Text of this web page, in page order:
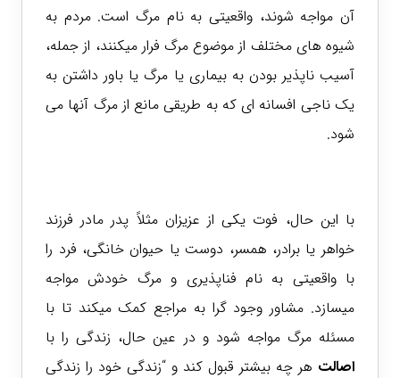
آن مواجه شوند، واقعیتی به نام مرگ است. مردم به
شیوه های مختلف از موضوع مرگ فرار میکنند، از جمله،
آسیب ناپذیر بودن به بیماری یا مرگ یا باور داشتن به
یک ناجی افسانه ای که به طریقی مانع از مرگ آنها می
شود.
با این حال، فوت یکی از عزیزان مثلاً پدر مادر فرزند
خواهر یا برادر، همسر، دوست یا حیوان خانگی، فرد را
با واقعیتی به نام فناپذیری و مرگ خودش مواجه
میسازد. مشاور وجود گرا به مراجع کمک میکند تا با
مسئله مرگ مواجه شود و در عین حال، زندگی را با
اصالت هر چه بیشتر قبول کند و “زندگی خود را زندگی